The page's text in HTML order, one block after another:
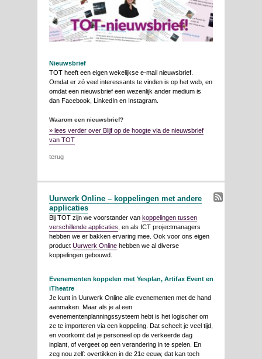
Nieuwsbrief
TOT heeft een eigen wekelijkse e-mail nieuwsbrief.
Omdat er zó veel interessants te vinden is op het web, en
omdat een nieuwsbrief een wezenlijk ander medium is
dan Facebook, LinkedIn en Instagram.
Waarom een nieuwsbrief?
» lees verder over Blijf op de hoogte via de nieuwsbrief
van TOT
terug
Uurwerk Online – koppelingen met andere
applicaties
Bij TOT zijn we voorstander van koppelingen tussen
verschillende applicaties , en als ICT projectmanagers
hebben we er bakken ervaring mee. Ook voor ons eigen
product Uurwerk Online hebben we al diverse
koppelingen gebouwd.
Evenementen koppelen met Yesplan, Artifax Event en
iTheatre
Je kunt in Uurwerk Online alle evenementen met de hand
aanmaken. Maar als je al een
evenementenplanningssysteem hebt is het logischer om
ze te importeren via een koppeling. Dat scheelt je veel tijd,
en voorkomt dat je personeel op de verkeerde dag
inplant, of vergeet op een verandering in te spelen. En
zeg nou zelf: overtikken in de 21e eeuw, dat kan toch